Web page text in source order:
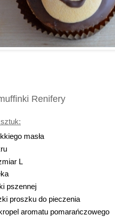
Renifery
masła
L
pszennej
proszku do pieczenia
aromatu pomarańczowego